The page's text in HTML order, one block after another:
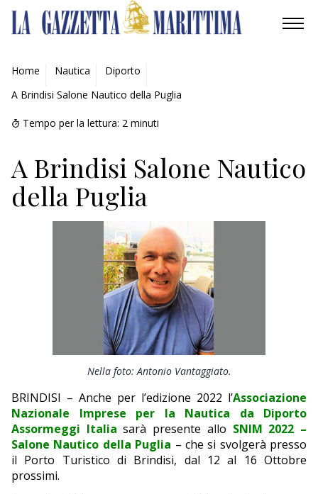
AMBIENTE
MOBILITÀ
INDUSTRIA
RICERCA
ECONOMIA
Home Nautica
Diporto
A Brindisi Salone Nautico della Puglia
Tempo per la lettura: 2 minuti
A Brindisi Salone Nautico
della Puglia
Nella foto: Antonio Vantaggiato.
BRINDISI – Anche per l’edizione 2022 l’Associazione
Nazionale Imprese per la Nautica da Diporto
Assormeggi Italia sarà presente allo SNIM 2022 –
Salone Nautico della Puglia – che si svolgerà presso
il Porto Turistico di Brindisi, dal 12 al 16 Ottobre
prossimi.